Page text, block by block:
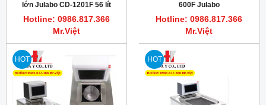
lớn Julabo CD-1201F 56 lít
Hotline: 0986.817.366
Mr.Việt
600F Julabo
Hotline: 0986.817.366
Mr.Việt
HOT HOT